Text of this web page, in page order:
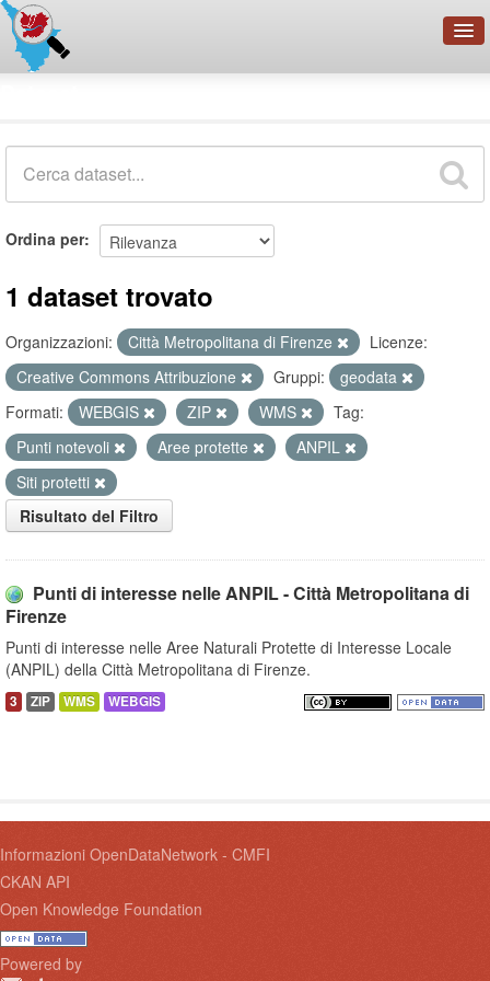
Organizzazioni
Ordina per
1 dataset trovato
Organizzazioni: Città Metropolitana di Firenze
Licenze:
Creative Commons Attribuzione
Gruppi:
geodata
Formati:
WEBGIS ZIP WMS
Tag:
Punti notevoli
Aree protette
ANPIL
Siti protetti
Risultato del Filtro
Punti di interesse nelle ANPIL - Città Metropolitana di
Firenze
Punti di interesse nelle Aree Naturali Protette di Interesse Locale
(ANPIL) della Città Metropolitana di Firenze.
3 ZIP WMS WEBGIS
Informazioni OpenDataNetwork - CMFI
CKAN API
Open Knowledge Foundation
Powered by